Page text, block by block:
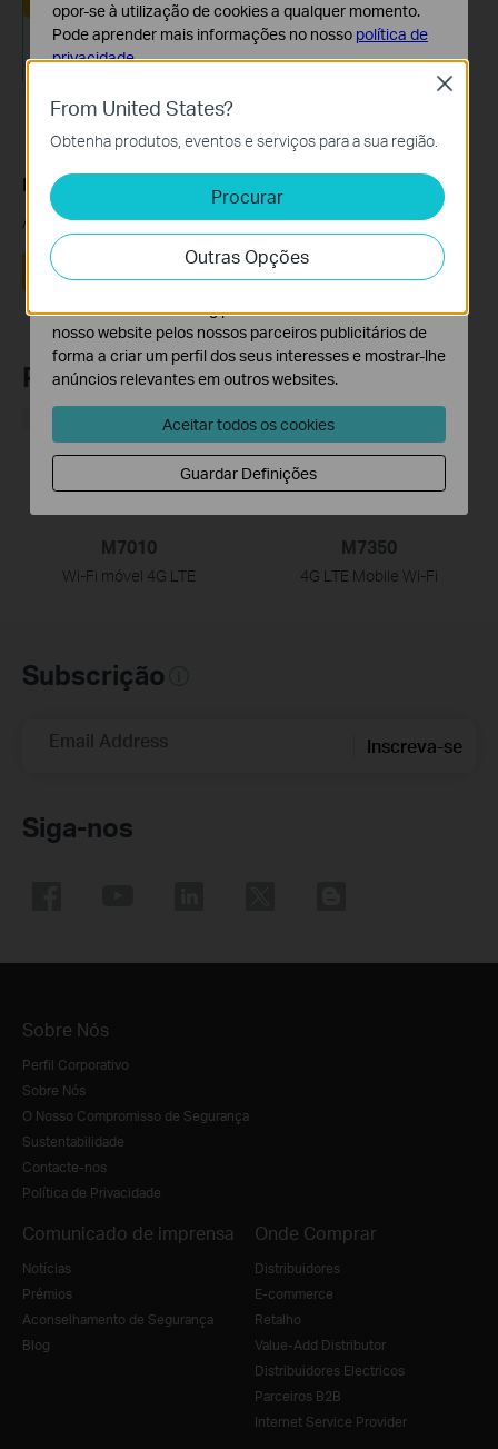
Este guia foi útil?
A sua resposta ajuda-nos a melhorar o nosso site.
Sim
Produtos Recomendados
M7010
Wi-Fi móvel 4G LTE
M7350
4G LTE Mobile Wi-Fi
Subscrição
Email Address Inscreva-se
Siga-nos
Sobre Nós
Perfil Corporativo
Sobre Nós
O Nosso Compromisso de Segurança
Sustentabilidade
Contacte-nos
Política de Privacidade
Comunicado de imprensa
Notícias
Prémios
Aconselhamento de Segurança
Blog
Onde Comprar
Distribuidores
E-commerce
Retalho
Value-Add Distributor
Distribuidores Electricos
Parceiros B2B
Internet Service Provider
From United States?
Obtenha produtos, eventos e serviços para a sua região.
Procurar
Outras Opções
Close
opor-se à utilização de cookies a qualquer momento.
Pode aprender mais informações no nosso política de
privacidade.
Os cookies são necessários para o funcionamento do
website e não podem ser desativados nos seus
Cookies de Análise e Marketing
Os cookies de analise permite-nos analisar as suas
atividades no nosso website para melhorar e ajustar a
funcionalidade do nosso website.
O cookies de marketing podem ser definidos através do
nosso website pelos nossos parceiros publicitários de
forma a criar um perfil dos seus interesses e mostrar-lhe
anúncios relevantes em outros websites.
Aceitar todos os cookies
Guardar Definições